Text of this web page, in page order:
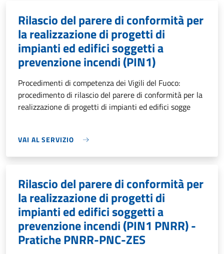
Rilascio del parere di conformità per
la realizzazione di progetti di
impianti ed edifici soggetti a
prevenzione incendi (PIN1)
Procedimenti di competenza dei Vigili del Fuoco:
procedimento di rilascio del parere di conformità per la
realizzazione di progetti di impianti ed edifici sogge
VAI AL SERVIZIO
Rilascio del parere di conformità per
la realizzazione di progetti di
impianti ed edifici soggetti a
prevenzione incendi (PIN1 PNRR) -
Pratiche PNRR-PNC-ZES